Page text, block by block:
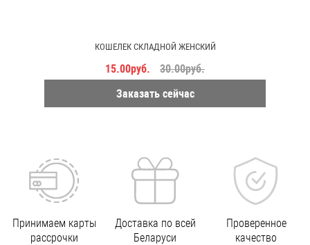
КОШЕЛЕК СКЛАДНОЙ ЖЕНСКИЙ
15.00руб.
30.00руб.
Заказать сейчас
Принимаем карты
рассрочки
Доставка по всей
Беларуси
Проверенное
качество